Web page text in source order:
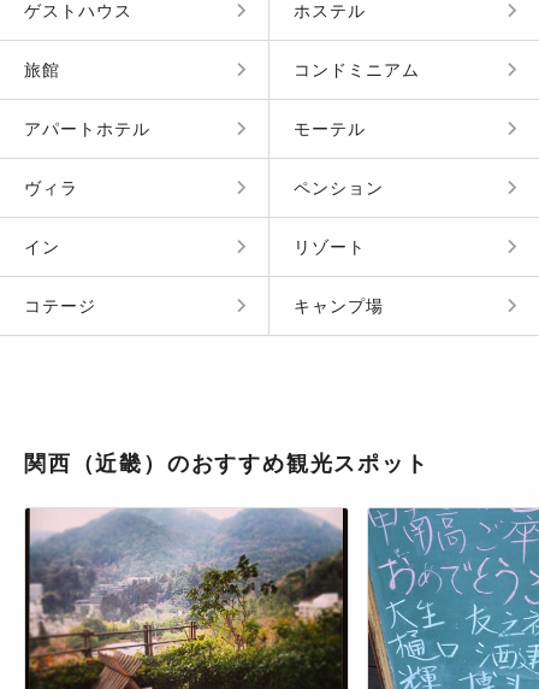
ゲストハウス ホステル
旅館 コンドミニアム
アパートホテル モーテル
ヴィラ ペンション
イン リゾート
コテージ キャンプ場
関西（近畿）のおすすめ観光スポット